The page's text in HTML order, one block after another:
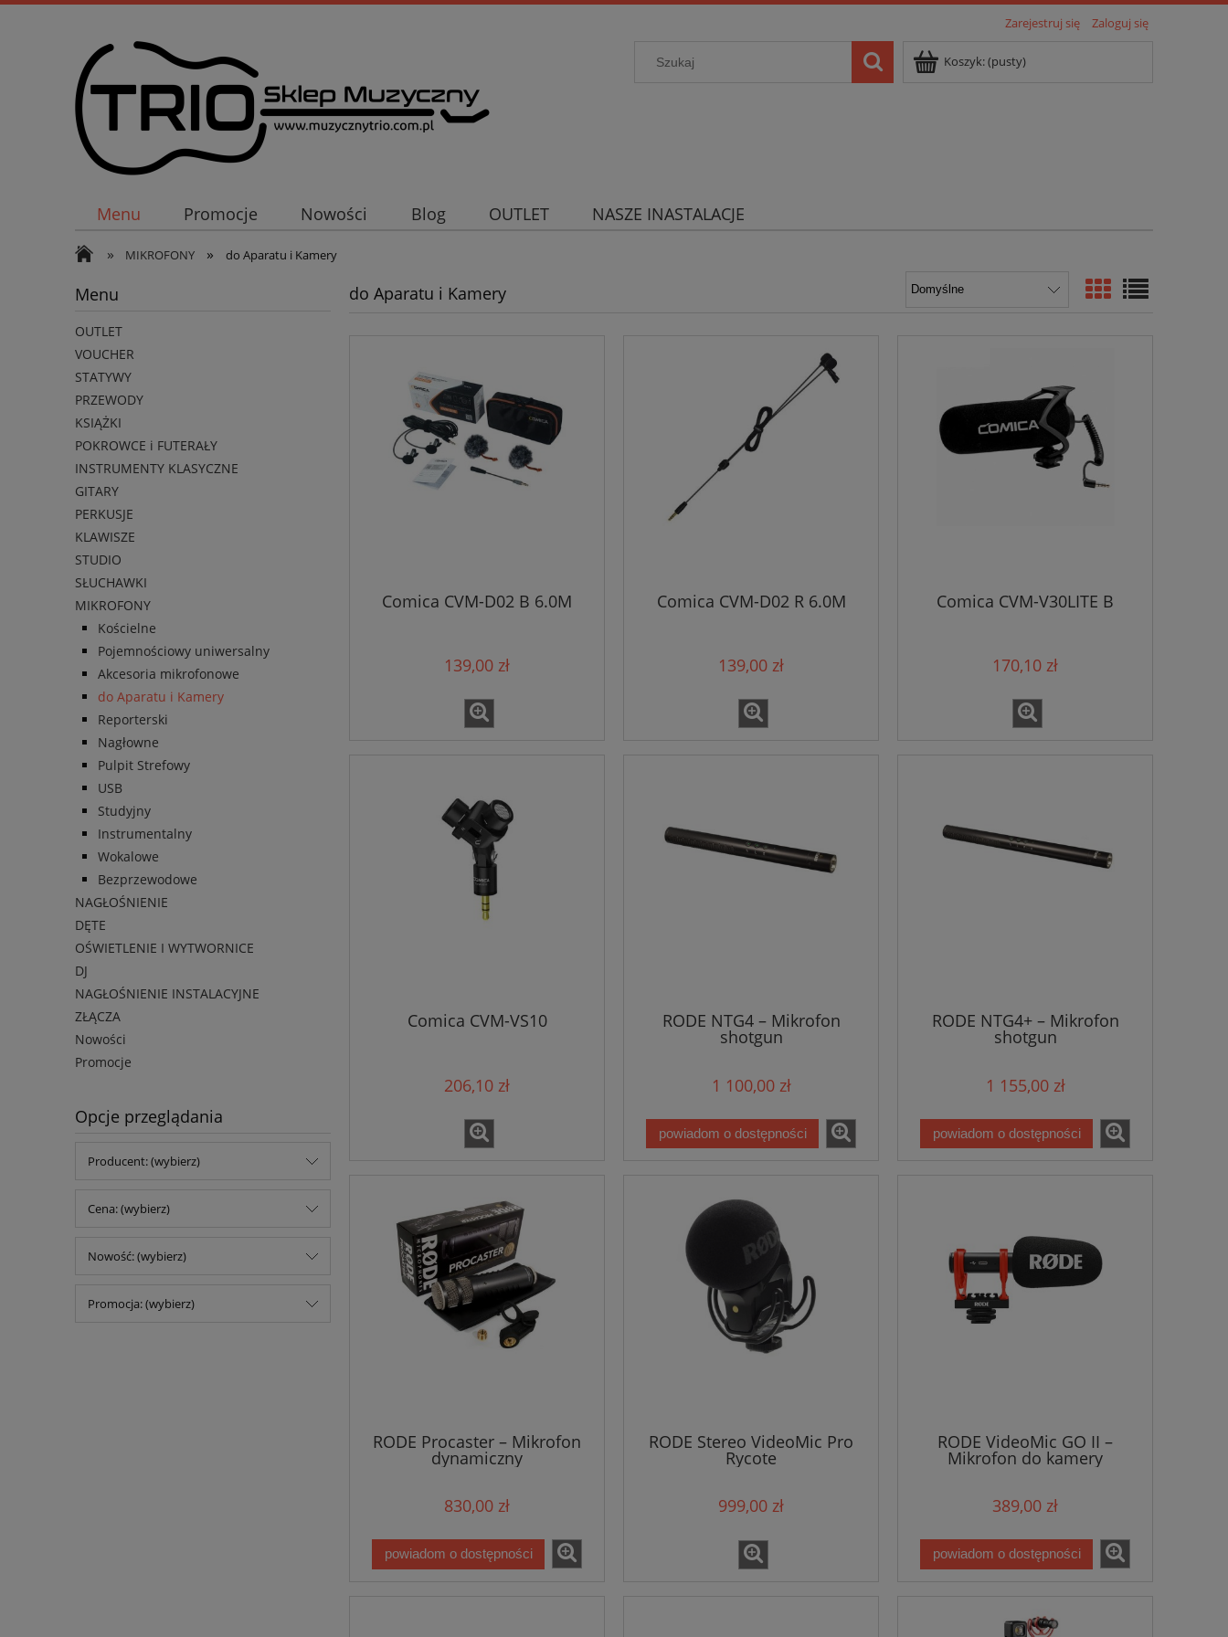
Zarejestruj się Zaloguj się
Koszyk:(pusty)
Menu Promocje Nowości Blog OUTLET NASZE INASTALACJE
» MIKROFONY » do Aparatu i Kamery
Menu
OUTLET
VOUCHER
STATYWY
PRZEWODY
KSIĄŻKI
POKROWCE i FUTERAŁY
INSTRUMENTY KLASYCZNE
GITARY
PERKUSJE
KLAWISZE
STUDIO
SŁUCHAWKI
MIKROFONY
Kościelne
Pojemnościowy uniwersalny
Akcesoria mikrofonowe
do Aparatu i Kamery
Reporterski
Nagłowne
Pulpit Strefowy
USB
Studyjny
Instrumentalny
Wokalowe
Bezprzewodowe
NAGŁOŚNIENIE
DĘTE
OŚWIETLENIE I WYTWORNICE
DJ
NAGŁOŚNIENIE INSTALACYJNE
ZŁĄCZA
Nowości
Promocje
Opcje przeglądania
Producent: (wybierz)
Cena: (wybierz)
Nowość: (wybierz)
Promocja: (wybierz)
do Aparatu i Kamery
Comica CVM-D02 B 6.0M
139,00 zł
Comica CVM-D02 R 6.0M
139,00 zł
Comica CVM-V30LITE B
170,10 zł
Comica CVM-VS10
206,10 zł
RODE NTG4 – Mikrofon
shotgun
1 100,00 zł
powiadom o dostępności
RODE NTG4+ – Mikrofon
shotgun
1 155,00 zł
powiadom o dostępności
RODE Procaster – Mikrofon
dynamiczny
830,00 zł
powiadom o dostępności
RODE Stereo VideoMic Pro
Rycote
999,00 zł
RODE VideoMic GO II –
Mikrofon do kamery
389,00 zł
powiadom o dostępności